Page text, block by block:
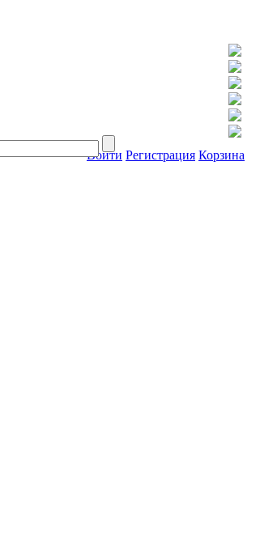
Войти Регистрация Корзина